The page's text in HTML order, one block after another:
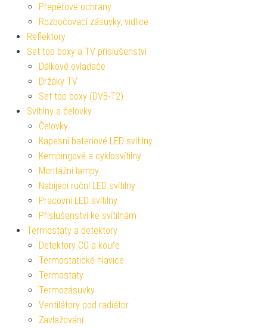
Přepěťové ochrany
Rozbočovací zásuvky, vidlice
Reflektory
Set top boxy a TV příslušenství
Dálkové ovladače
Držáky TV
Set top boxy (DVB-T2)
Svítilny a čelovky
Čelovky
Kapesní bateriové LED svítilny
Kempingové a cyklosvítilny
Montážní lampy
Nabíjecí ruční LED svítilny
Pracovní LED svítilny
Příslušenství ke svítilnám
Termostaty a detektory
Detektory CO a kouře
Termostatické hlavice
Termostaty
Termozásuvky
Ventilátory pod radiátor
Zavlažování